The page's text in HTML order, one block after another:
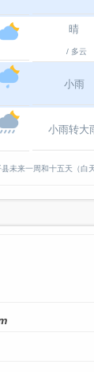
晴
/ 多云
小雨
小雨转大
县未来一周和十五天（白